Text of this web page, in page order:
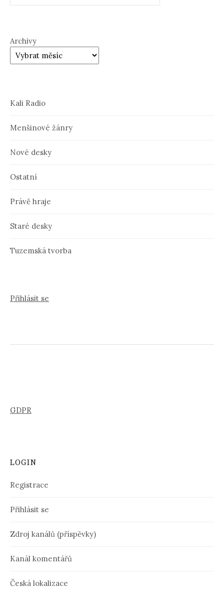
Archivy
Kali Radio
Menšinové žánry
Nové desky
Ostatní
Právě hraje
Staré desky
Tuzemská tvorba
Přihlásit se
GDPR
LOGIN
Registrace
Přihlásit se
Zdroj kanálů (příspěvky)
Kanál komentářů
Česká lokalizace